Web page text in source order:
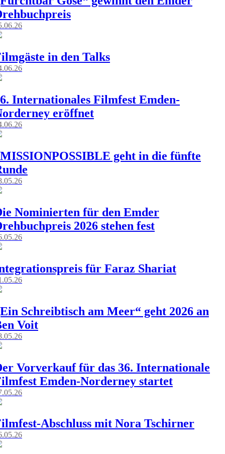
in den Talks
Internationales Filmfest Emden-
eröffnet
geht in die fünfte
Nominierten für den Emder
2026 stehen fest
für Faraz Shariat
Schreibtisch am Meer“ geht 2026 an
Voit
Vorverkauf für das 36. Internationale
Emden-Norderney startet
Abschluss mit Nora Tschirner